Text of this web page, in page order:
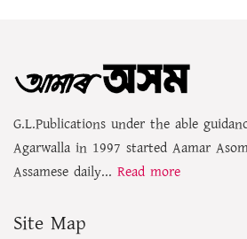
G.L.Publications under the able
Agarwalla in 1997 started Aamar
Assamese daily... Read more
Site Map